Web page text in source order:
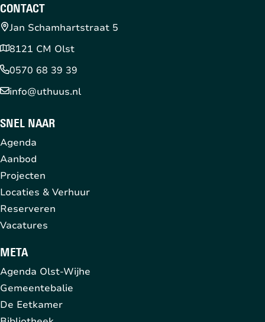
CONTACT
Jan Schamhartstraat 5
8121 CM Olst
0570 68 39 39
info@uthuus.nl
SNEL NAAR
Agenda
Aanbod
Projecten
Locaties & Verhuur
Reserveren
Vacatures
META
Agenda Olst-Wijhe
Gemeentebalie
De Eetkamer